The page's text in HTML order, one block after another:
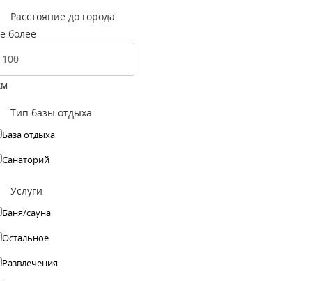
Расстояние до города
более
Тип базы отдыха
База отдыха
Санаторий
Услуги
Баня/сауна
Остальное
Развлечения